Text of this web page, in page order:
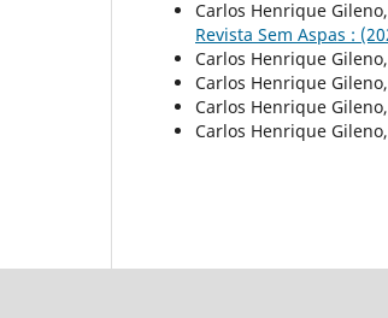
Carlos Henrique
Revista Sem Aspas :
Carlos Henrique Gileno,
Carlos Henrique Gileno,
Carlos Henrique Gileno,
Carlos Henrique Gileno,